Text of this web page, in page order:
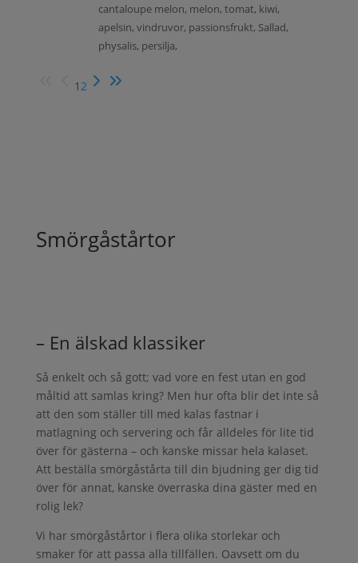
cantaloupe melon, melon, tomat, kiwi,
apelsin, vindruvor, passionsfrukt, Sallad,
physalis, persilja,
1 2
Smörgåstårtor
– En älskad klassiker
Så enkelt och så gott; vad vore en fest utan en god
måltid att samlas kring? Men hur ofta blir det inte så
att den som ställer till med kalas fastnar i
matlagning och servering och får alldeles för lite tid
över för gästerna – och kanske missar hela kalaset.
Att beställa smörgåstårta till din bjudning ger dig tid
över för annat, kanske överraska dina gäster med en
rolig lek?
Vi har smörgåstårtor i flera olika storlekar och
smaker för att passa alla tillfällen. Oavsett om du